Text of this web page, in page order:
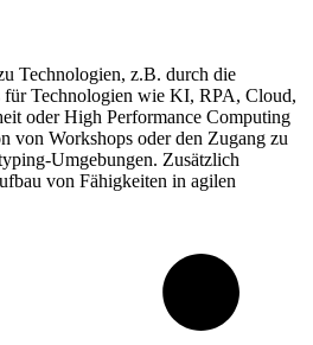
Technologien, z.B. durch die
Technologien wie KI, RPA, Cloud,
oder High Performance Computing
von Workshops oder den Zugang zu
Umgebungen. Zusätzlich
von Fähigkeiten in agilen